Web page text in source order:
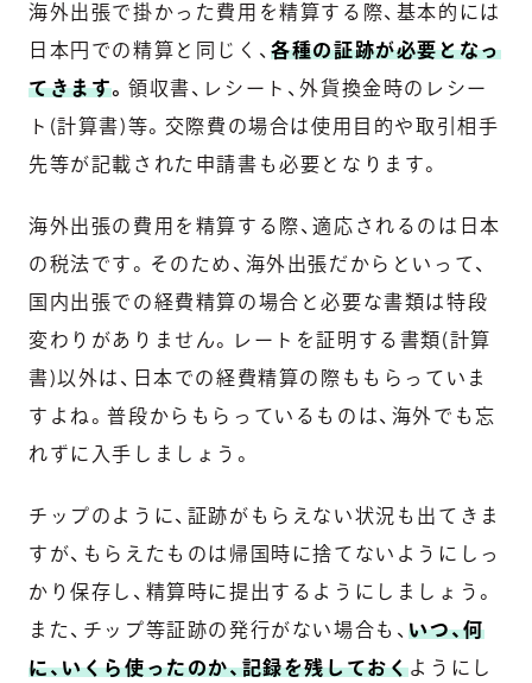
海外出張で掛かった費用を精算する際、基本的には
日本円での精算と同じく、各種の証跡が必要となっ
てきます。領収書、レシート、外貨換金時のレシー
ト(計算書)等。交際費の場合は使用目的や取引相手
先等が記載された申請書も必要となります。
海外出張の費用を精算する際、適応されるのは日本
の税法です。そのため、海外出張だからといって、
国内出張での経費精算の場合と必要な書類は特段
変わりがありません。レートを証明する書類(計算
書)以外は、日本での経費精算の際ももらっていま
すよね。普段からもらっているものは、海外でも忘
れずに入手しましょう。
チップのように、証跡がもらえない状況も出てきま
すが、もらえたものは帰国時に捨てないようにしっ
かり保存し、精算時に提出するようにしましょう。
また、チップ等証跡の発行がない場合も、いつ、何
に、いくら使ったのか、記録を残しておくようにし